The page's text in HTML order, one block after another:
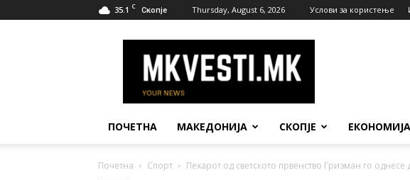
35.1 C Скопје Thursday, August 6, 2026 Услови за користење
Вести
ПОЧЕТНА МАКЕДОНИЈА СКОПЈЕ ЕКОНОМИЈА
Почетна Спорт Пехарот од светското првенство Гризман го однесе